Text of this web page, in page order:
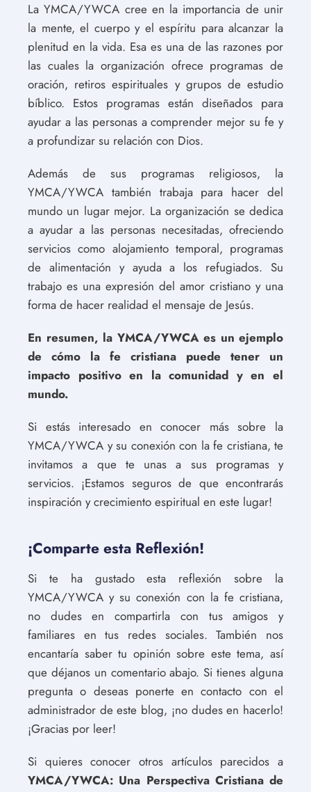
La YMCA/YWCA cree en la importancia de unir
la mente, el cuerpo y el espíritu para alcanzar la
plenitud en la vida. Esa es una de las razones por
las cuales la organización ofrece programas de
oración, retiros espirituales y grupos de estudio
bíblico. Estos programas están diseñados para
ayudar a las personas a comprender mejor su fe y
a profundizar su relación con Dios.
Además de sus programas religiosos, la
YMCA/YWCA también trabaja para hacer del
mundo un lugar mejor. La organización se dedica
a ayudar a las personas necesitadas, ofreciendo
servicios como alojamiento temporal, programas
de alimentación y ayuda a los refugiados. Su
trabajo es una expresión del amor cristiano y una
forma de hacer realidad el mensaje de Jesús.
En resumen, la YMCA/YWCA es un ejemplo
de cómo la fe cristiana puede tener un
impacto positivo en la comunidad y en el
mundo.
Si estás interesado en conocer más sobre la
YMCA/YWCA y su conexión con la fe cristiana, te
invitamos a que te unas a sus programas y
servicios. ¡Estamos seguros de que encontrarás
inspiración y crecimiento espiritual en este lugar!
¡Comparte esta Reflexión!
Si te ha gustado esta reflexión sobre la
YMCA/YWCA y su conexión con la fe cristiana,
no dudes en compartirla con tus amigos y
familiares en tus redes sociales. También nos
encantaría saber tu opinión sobre este tema, así
que déjanos un comentario abajo. Si tienes alguna
pregunta o deseas ponerte en contacto con el
administrador de este blog, ¡no dudes en hacerlo!
¡Gracias por leer!
Si quieres conocer otros artículos parecidos a
YMCA/YWCA: Una Perspectiva Cristiana de